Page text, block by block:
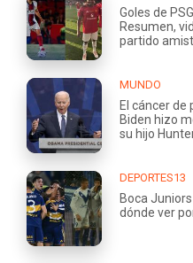
Goles de
Resumen,
partido
MUNDO
El cáncer
Biden hizo
su hijo
DEPORTES13
Boca
dónde ver